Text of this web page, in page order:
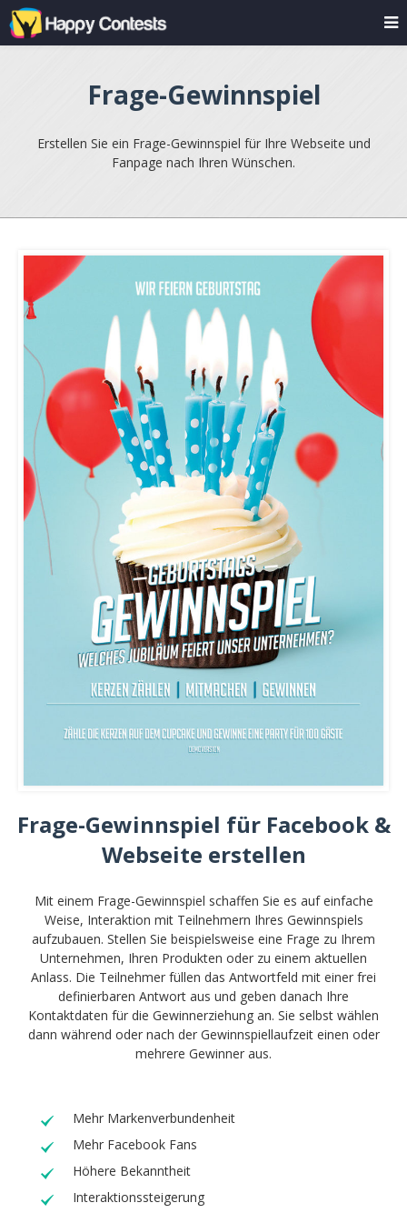
Frage-Gewinnspiel
Erstellen Sie ein Frage-Gewinnspiel für Ihre Webseite und
Fanpage nach Ihren Wünschen.
Frage-Gewinnspiel für Facebook &
Webseite erstellen
Mit einem Frage-Gewinnspiel schaffen Sie es auf einfache
Weise, Interaktion mit Teilnehmern Ihres Gewinnspiels
aufzubauen. Stellen Sie beispielsweise eine Frage zu Ihrem
Unternehmen, Ihren Produkten oder zu einem aktuellen
Anlass. Die Teilnehmer füllen das Antwortfeld mit einer frei
definierbaren Antwort aus und geben danach Ihre
Kontaktdaten für die Gewinnerziehung an. Sie selbst wählen
dann während oder nach der Gewinnspiellaufzeit einen oder
mehrere Gewinner aus.
Mehr Markenverbundenheit
Mehr Facebook Fans
Höhere Bekanntheit
Interaktionssteigerung